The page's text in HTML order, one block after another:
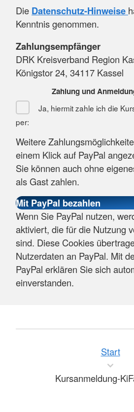
Die Datenschutz-Hinweise
Kenntnis genommen.
Zahlungsempfänger
DRK Kreisverband Region
Königstor 24, 34117 Kassel
Zahlung und
Ja, hiermit zahle ich die
per:
Weitere
einem Klick auf PayPal
Sie können auch ohne
als Gast zahlen.
Wenn Sie PayPal nutzen,
aktiviert, die für die Nutzung
sind. Diese Cookies
Nutzerdaten an PayPal. Mit
PayPal erklären Sie sich
einverstanden.
Start
Kursanmeldung-